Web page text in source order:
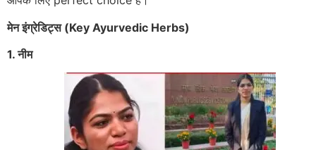
मेन इंग्रेडिट्स (Key Ayurvedic Herbs)
1. नीम